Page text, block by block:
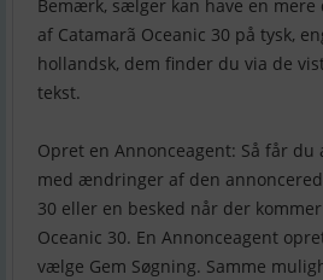
Bemærk, sælger kan have en mere
af Catamarã Oceanic 30 på tysk,
hollandsk, dem finder du via de
tekst.
Opret en Annonceagent: Så får du
med ændringer af den
30 eller en besked når der
Oceanic 30. En Annonceagent
vælge Gem Søgning. Samme